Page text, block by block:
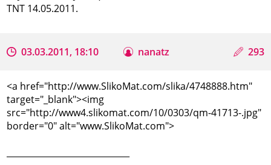
TNT 14.05.2011.
03.03.2011, 18:10 nanatz 293
<a href="http://www.SlikoMat.com/slika/4748888.htm"
target="_blank"><img
src="http://www4.slikomat.com/10/0303/qm-41713-.jpg"
border="0" alt="www.SlikoMat.com">